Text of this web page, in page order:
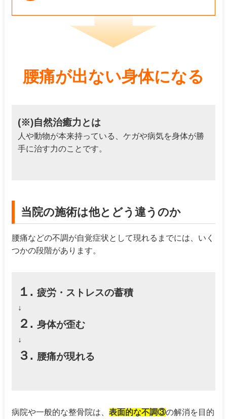
腰痛が出ない身体になる
(※)自然治癒力とは
人や動物が本来持っている、ケガや病気を身体が勝
手に治す力のことです。
当院の施術は他とどう違うのか
腰痛などの不調が自覚症状として現れるまでには、いく
つかの段階があります。
１.疲労・ストレスの蓄積
↓
２.身体が歪む
↓
３. 腰痛が現れる
病院や一般的な整骨院は、表面的な不調③の解消を目的